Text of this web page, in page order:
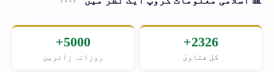
2326+
کل فتاویٰ
5000+
روزانہ زائرین